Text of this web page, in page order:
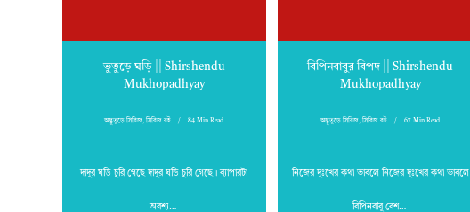
ভুতুড়ে ঘড়ি || Shirshendu
Mukhopadhyay
অদ্ভুতুড়ে সিরিজ,সিরিজ বই 84 Min Read
দাদুর ঘড়ি চুরি গেছে দাদুর ঘড়ি চুরি গেছে। ব্যাপারটা
অবশ্য…
বিপিনবাবুর বিপদ || Shirshendu
Mukhopadhyay
অদ্ভুতুড়ে সিরিজ,সিরিজ বই 67 Min Read
নিজের দুঃখের কথা ভাবলে নিজের দুঃখের কথা ভাবলে
বিপিনবাবু বেশ…